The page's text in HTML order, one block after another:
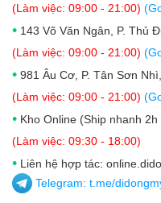
là RAM 6GB, không chỉ
đa nhiệm mượt mà.
(Làm việc: 09:00 - 21:00)
• 143 Võ Văn Ngân, P. Thủ
(Làm việc: 09:00 - 21:00)
• 981 Âu Cơ, P. Tân Sơn
(Làm việc: 09:00 - 21:00)
• Kho Online (Ship nhanh 2h
(Làm việc: 09:30 - 18:00)
• Liên hệ hợp tác:
Telegram: t.me/